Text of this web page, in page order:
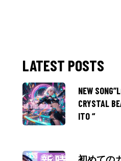
LATEST POSTS
NEW
CRYSTAL
ITO “